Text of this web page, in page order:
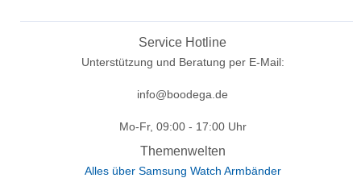
Service Hotline
Unterstützung und Beratung per E-Mail:
info@boodega.de
Mo-Fr, 09:00 - 17:00 Uhr
Themenwelten
Alles über Samsung Watch Armbänder